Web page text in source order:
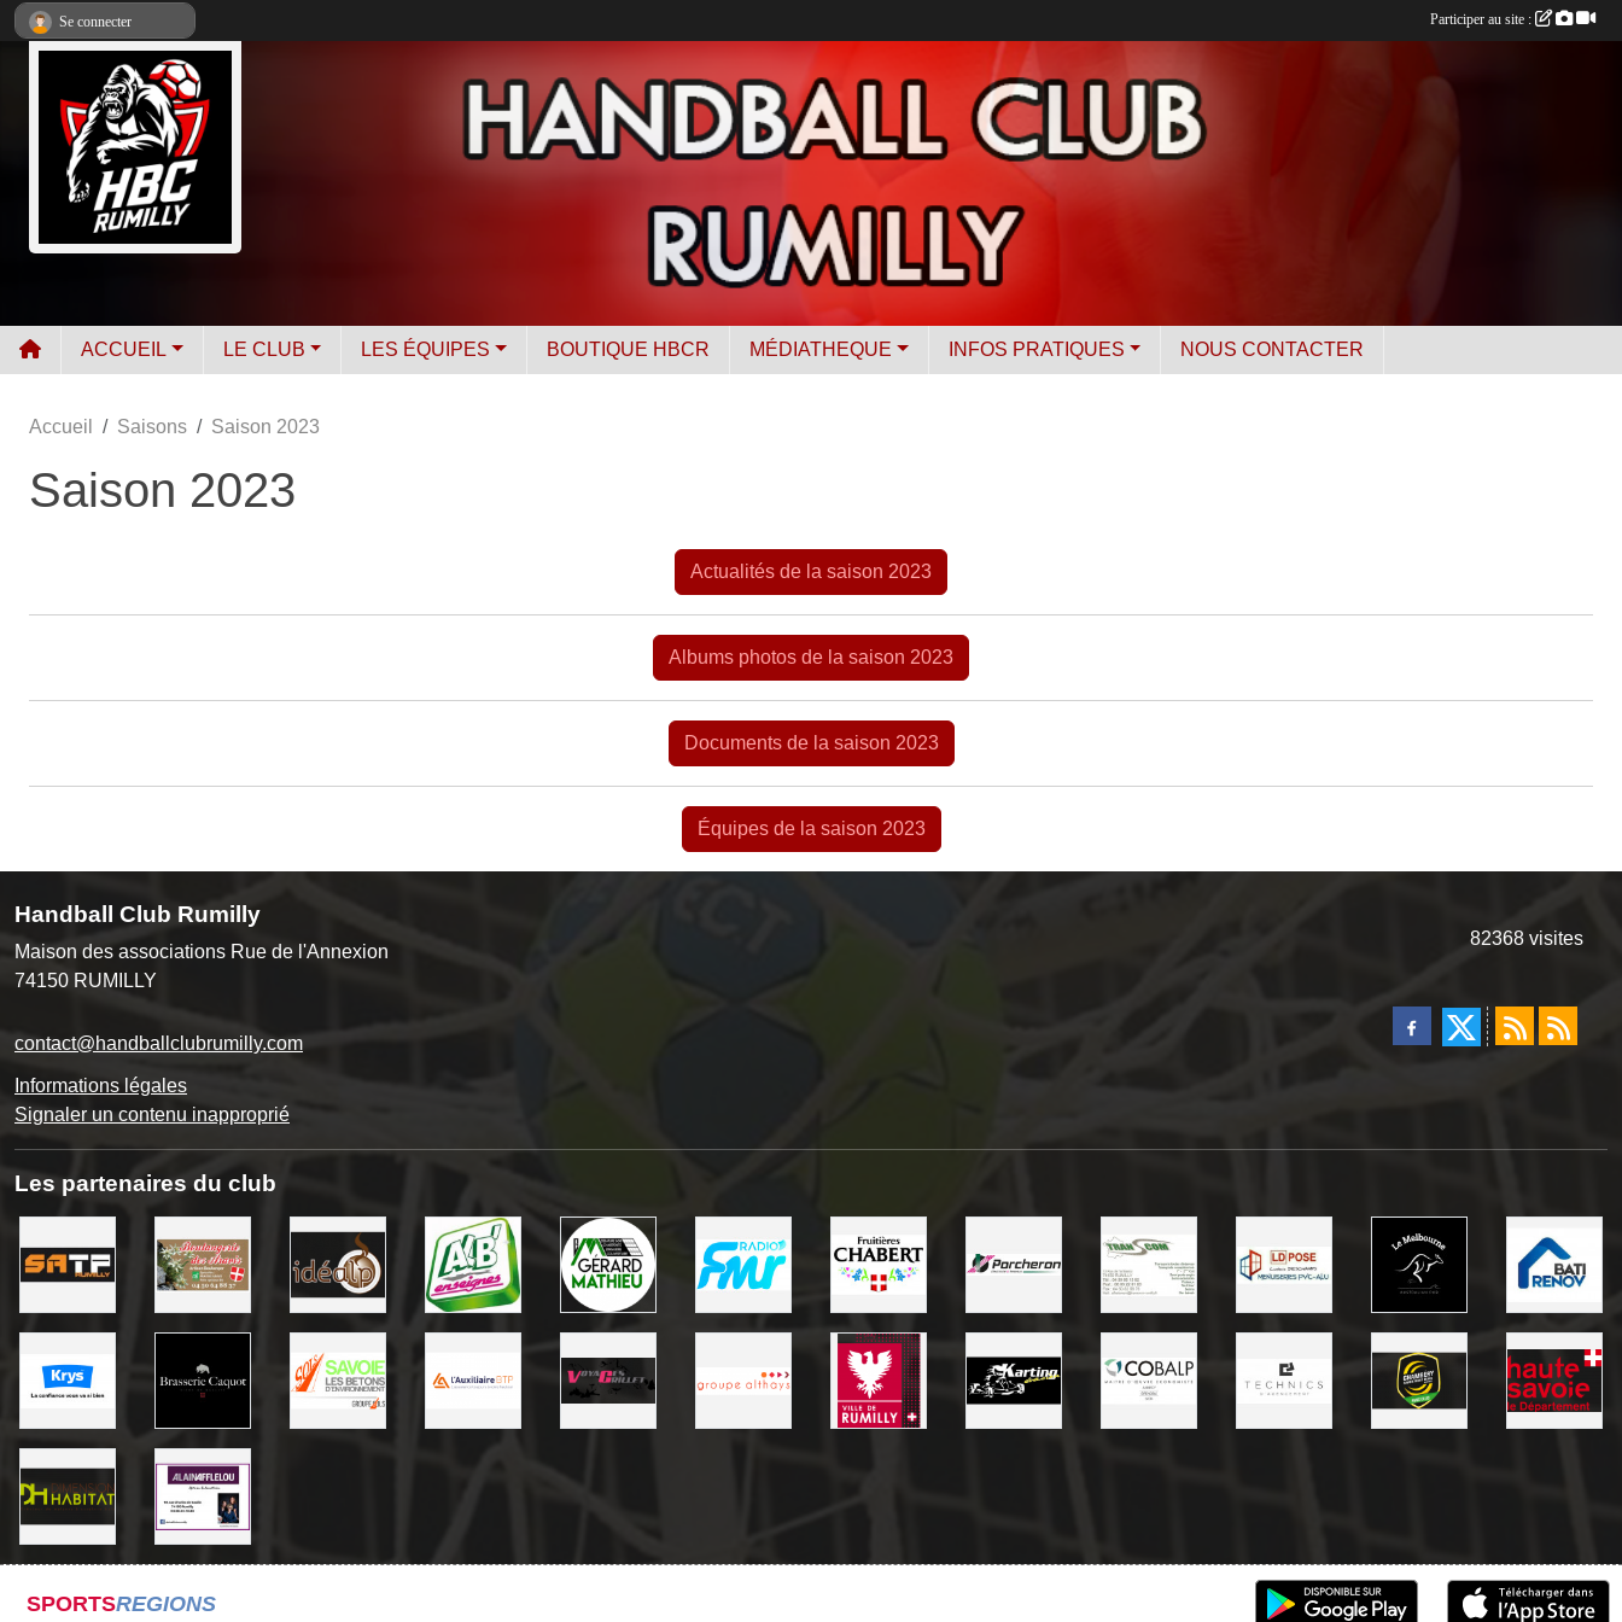
ACCUEIL LE CLUB LES ÉQUIPES BOUTIQUE HBCR MÉDIATHEQUE INFOS PRATIQUES NOUS CONTACTER
Accueil Saisons Saison 2023
Saison 2023
Actualités de la saison 2023
Albums photos de la saison 2023
Documents de la saison 2023
Équipes de la saison 2023
Handball Club Rumilly
Maison des associations Rue de l'Annexion
74150 RUMILLY
contact@handballclubrumilly.com
Informations légales
Signaler un contenu inapproprié
82368 visites
Les partenaires du club
SPORTSREGIONS
Se connecter Participer au site :
Panneau de gestion des cookies